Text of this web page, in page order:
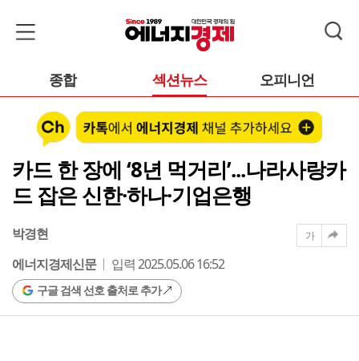
종합 섹션뉴스 오피니언
카드 한 장에 ‘8년 먹거리’...나라사랑카
드 잡은 신한·하나·기업은행
박경현
에너지경제신문
입력 2025.05.06 16:52
구글 검색 선호 출처로 추가
가